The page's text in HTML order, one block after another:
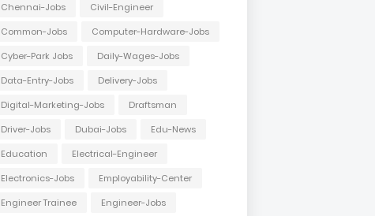
Chennai-Jobs
Civil-Engineer
Common-Jobs
Computer-Hardware-Jobs
Cyber-Park Jobs
Daily-Wages-Jobs
Data-Entry-Jobs
Delivery-Jobs
Digital-Marketing-Jobs
Draftsman
Driver-Jobs
Dubai-Jobs
Edu-News
Education
Electrical-Engineer
Electronics-Jobs
Employability-Center
Engineer Trainee
Engineer-Jobs